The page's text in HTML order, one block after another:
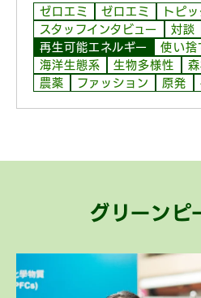
ゼロエミ ゼロエミ
トピッ
スタッフインタビュー
対談
再生可能エネルギー
使い捨
海洋生態系
生物多様性
農薬
ファッション 原発
グリーンピ